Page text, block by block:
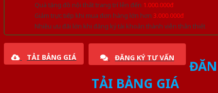
Quà tặng đồ nội thất trang trí lên đến 1.000.000đ
Giảm trực tiếp khi mua đơn hàng lớn hơn 3.000.000đ
Nhiều ưu đãi lớn khi đăng ký tài khoản thành viên thân thiết
TẢI BẢNG GIÁ ĐĂNG KÝ TƯ VẤN
TẢI BẢNG GIÁ